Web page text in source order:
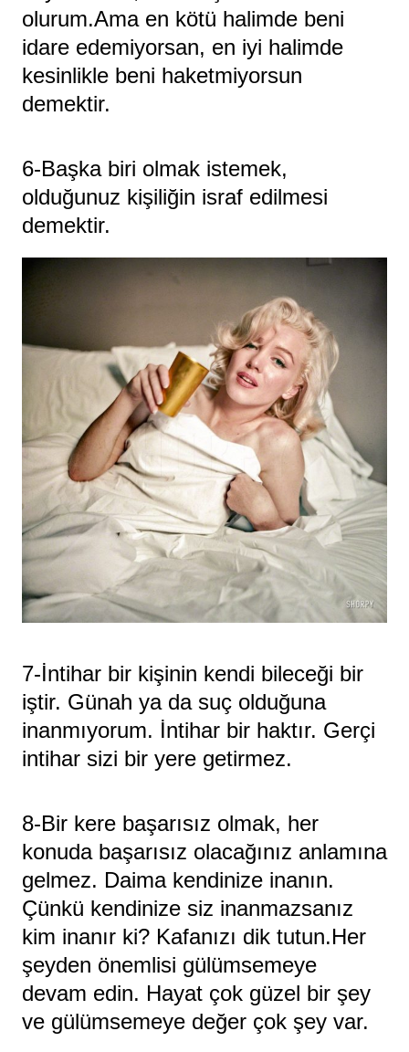
olurum.Ama en kötü halimde beni
idare edemiyorsan, en iyi halimde
kesinlikle beni haketmiyorsun
demektir.
6-Başka biri olmak istemek,
olduğunuz kişiliğin israf edilmesi
demektir.
7-İntihar bir kişinin kendi bileceği bir
iştir. Günah ya da suç olduğuna
inanmıyorum. İntihar bir haktır. Gerçi
intihar sizi bir yere getirmez.
8-Bir kere başarısız olmak, her
konuda başarısız olacağınız anlamına
gelmez. Daima kendinize inanın.
Çünkü kendinize siz inanmazsanız
kim inanır ki? Kafanızı dik tutun.Her
şeyden önemlisi gülümsemeye
devam edin. Hayat çok güzel bir şey
ve gülümsemeye değer çok şey var.